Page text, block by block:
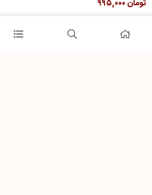
۹۹۵,۰۰۰تومان
فرصت‌های شغلی
راهنمای خرید از دِلیشَک